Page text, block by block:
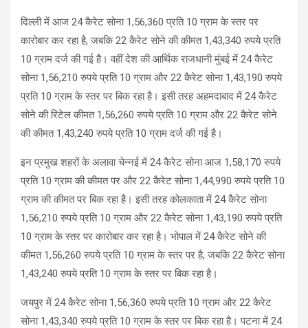
दिल्ली में आज 24 कैरेट सोना 1,56,360 प्रति 10 ग्राम के स्तर पर
कारोबार कर रहा है, जबकि 22 कैरेट सोने की कीमत 1,43,340 रुपये प्रति
10 ग्राम दर्ज की गई है। वहीं देश की आर्थिक राजधानी मुंबई में 24 कैरेट
सोना 1,56,210 रुपये प्रति 10 ग्राम और 22 कैरेट सोना 1,43,190 रुपये
प्रति 10 ग्राम के स्तर पर बिक रहा है। इसी तरह अहमदाबाद में 24 कैरेट
सोने की रिटेल कीमत 1,56,260 रुपये प्रति 10 ग्राम और 22 कैरेट सोने
की कीमत 1,43,240 रुपये प्रति 10 ग्राम दर्ज की गई है।
इन प्रमुख शहरों के अलावा चेन्नई में 24 कैरेट सोना आज 1,58,170 रुपये
प्रति 10 ग्राम की कीमत पर और 22 कैरेट सोना 1,44,990 रुपये प्रति 10
ग्राम की कीमत पर बिक रहा है। इसी तरह कोलकाता में 24 कैरेट सोना
1,56,210 रुपये प्रति 10 ग्राम और 22 कैरेट सोना 1,43,190 रुपये प्रति
10 ग्राम के स्तर पर कारोबार कर रहा है। भोपाल में 24 कैरेट सोने की
कीमत 1,56,260 रुपये प्रति 10 ग्राम के स्तर पर है, जबकि 22 कैरेट सोना
1,43,240 रुपये प्रति 10 ग्राम के स्तर पर बिक रहा है।
जयपुर में 24 कैरेट सोना 1,56,360 रुपये प्रति 10 ग्राम और 22 कैरेट
सोना 1,43,340 रुपये प्रति 10 ग्राम के स्तर पर बिक रहा है। पटना में 24